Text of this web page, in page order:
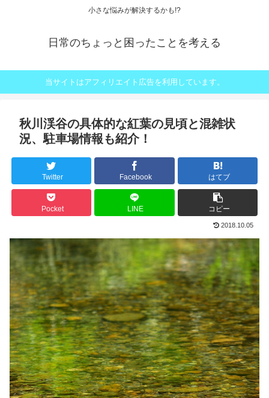
小さな悩みが解決するかも!?
日常のちょっと困ったことを考える
当サイトはアフィリエイト広告を利用しています。
秋川渓谷の具体的な紅葉の見頃と混雑状
況、駐車場情報も紹介！
Twitter Facebook はてブ
Pocket LINE コピー
2018.10.05